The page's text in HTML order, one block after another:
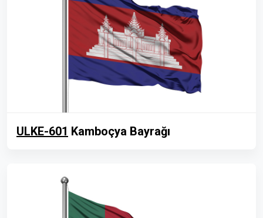
ULKE-601 Kamboçya Bayrağı